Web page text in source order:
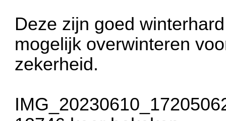
Deze zijn goed
mogelijk overwinteren
zekerheid.